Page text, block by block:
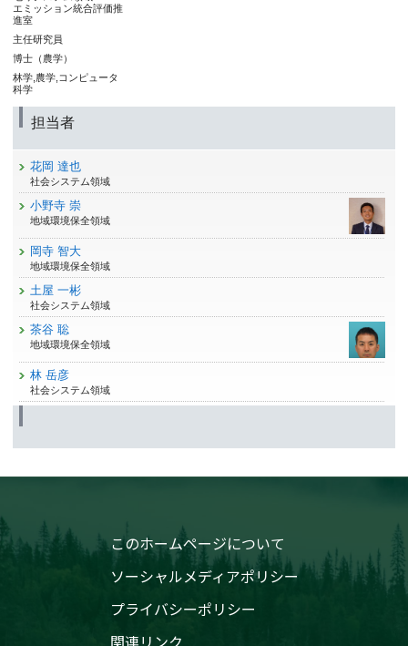
エミッション統合評価推
進室
主任研究員
博士（農学）
林学,農学,コンピュータ
科学
担当者
花岡 達也
社会システム領域
小野寺 崇
地域環境保全領域
岡寺 智大
地域環境保全領域
土屋 一彬
社会システム領域
茶谷 聡
地域環境保全領域
林 岳彦
社会システム領域
このホームページについて
ソーシャルメディアポリシー
プライバシーポリシー
関連リンク